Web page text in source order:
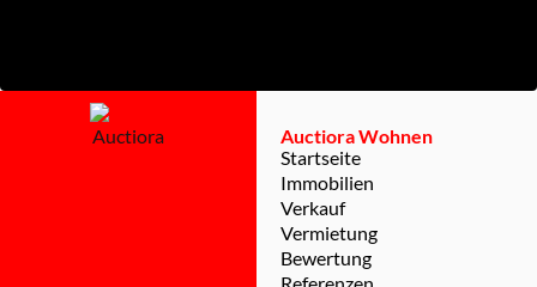
Auctiora Wohnen
Startseite
Immobilien
Verkauf
Vermietung
Bewertung